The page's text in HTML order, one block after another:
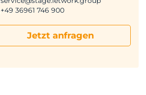
+49 36961 746 900
Jetzt anfragen